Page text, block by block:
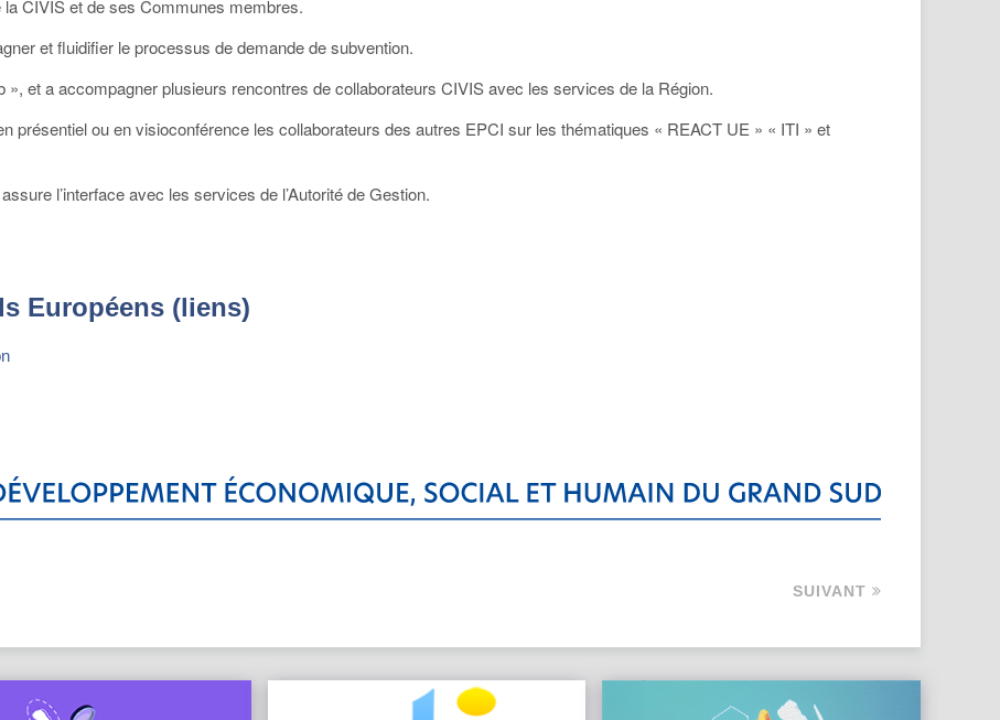
CIVIS et de ses Communes membres.
et fluidifier le processus de demande de subvention.
», et a accompagner plusieurs rencontres de collaborateurs CIVIS avec les services de la Région.
présentiel ou en visioconférence les collaborateurs des autres EPCI sur les thématiques « REACT UE » « ITI » et
l’interface avec les services de l’Autorité de Gestion.
Européens (liens)
SUIVANT